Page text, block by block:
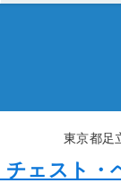
東京都足
チェスト・